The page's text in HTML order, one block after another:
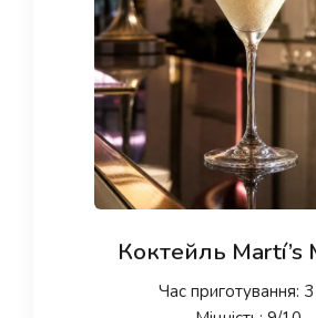
Коктейль Martí’s
Час приготування: 3